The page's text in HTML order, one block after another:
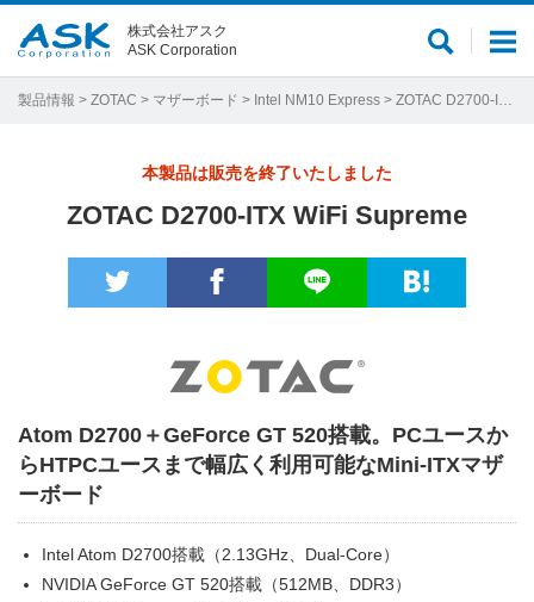
メ
ュ
サ
ト
株式会社アスク
ASK Corporation
製品情報 > ZOTAC > マザーボード > Intel NM10 Express > ZOTAC D2700-ITX WiFi Supreme
本製品は販売を終了いたしました
ZOTAC D2700-ITX WiFi Supreme
Atom D2700＋GeForce GT 520搭載。PCユースか
らHTPCユースまで幅広く利用可能なMini-ITXマザ
ーボード
Intel Atom D2700搭載（2.13GHz、Dual-Core）
NVIDIA GeForce GT 520搭載（512MB、DDR3）